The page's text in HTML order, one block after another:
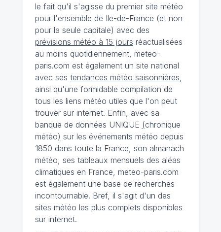
le fait qu'il s'agisse du premier site météo
pour l'ensemble de Ile-de-France (et non
pour la seule capitale) avec des
prévisions météo à 15 jours réactualisées
au moins quotidiennement, meteo-
paris.com est également un site national
avec ses tendances météo saisonnières
ainsi qu'une formidable compilation de
tous les liens météo utiles que l'on peut
trouver sur internet. Enfin, avec sa
banque de données UNIQUE (chronique
météo) sur les événements météo depuis
1850 dans toute la France, son almanach
météo, ses tableaux mensuels des aléas
climatiques en France, meteo-paris.com
est également une base de recherches
incontournable. Bref, il s'agit d'un des
sites météo les plus complets disponibles
sur internet.